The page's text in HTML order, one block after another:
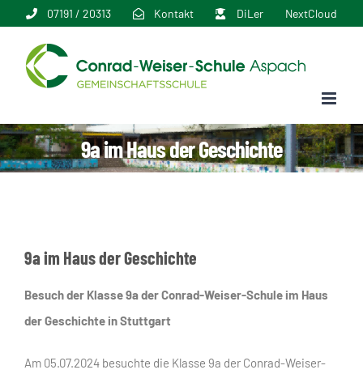
springen
07191 / 20313 Kontakt DiLer NextCloud
9a im Haus der Geschichte
9a im Haus der Geschichte
Besuch der Klasse 9a der Conrad-Weiser-Schule im Haus
der Geschichte in Stuttgart
Am 05.07.2024 besuchte die Klasse 9a der Conrad-Weiser-